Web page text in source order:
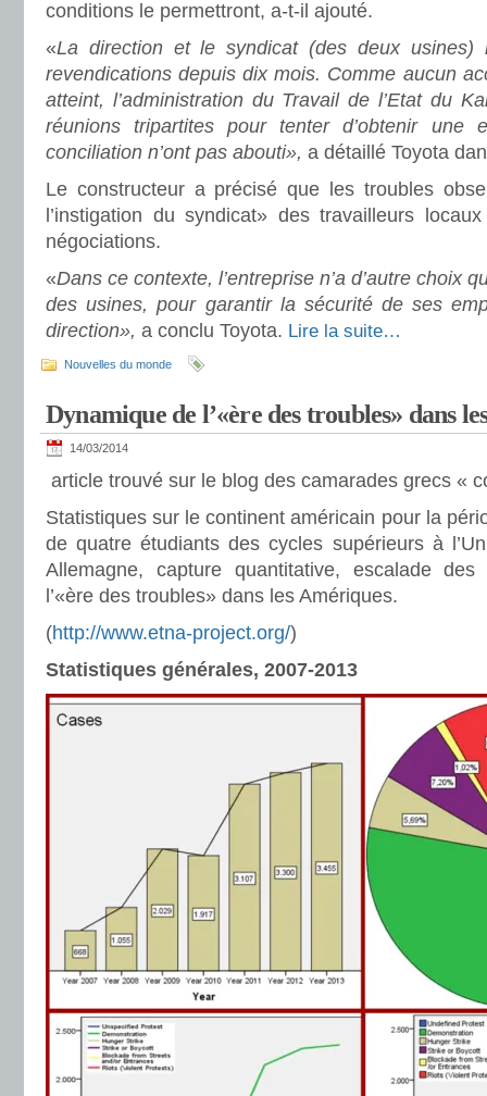
conditions le permettront, a-t-il ajouté.
«La direction et le syndicat (des deux usines)
revendications depuis dix mois. Comme aucun
atteint, l’administration du Travail de l’Etat du
réunions tripartites pour tenter d’obtenir une
conciliation n’ont pas abouti», a détaillé Toyota
Le constructeur a précisé que les troubles
l’instigation du syndicat» des travailleurs
négociations.
«Dans ce contexte, l’entreprise n’a d’autre choix
des usines, pour garantir la sécurité de ses
direction», a conclu Toyota. Lire la suite…
Nouvelles du monde
Dynamique de l’«ère des troubles» dans
14/03/2014
article trouvé sur le blog des camarades grecs «
Statistiques sur le continent américain pour la
de quatre étudiants des cycles supérieurs à
Allemagne, capture quantitative, escalade
l’«ère des troubles» dans les Amériques.
(http://www.etna-project.org/)
Statistiques générales, 2007-2013